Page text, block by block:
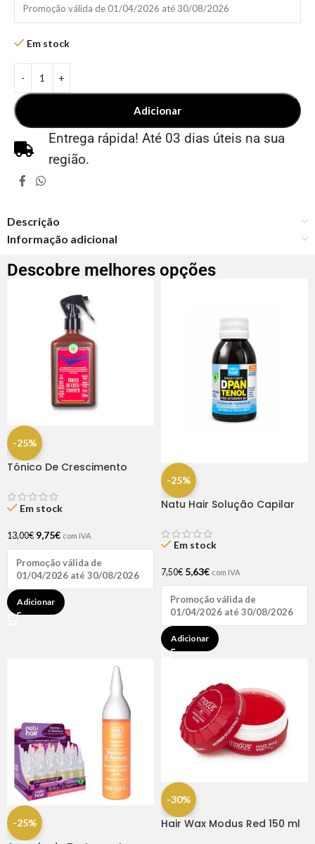
Promoção válida de 01/04/2026 até 30/08/2026
Em stock
Adicionar
Entrega rápida! Até 03 dias úteis na sua
região.
Descrição
Informação adicional
Descobre melhores opções
-25%
Tónico De Crescimento
Em stock
13,00€ 9,75€ com IVA
Promoção válida de
01/04/2026 até 30/08/2026
Adicionar
-25%
Natu Hair Solução Capilar
Em stock
7,50€ 5,63€ com IVA
Promoção válida de
01/04/2026 até 30/08/2026
Adicionar
-25%
-30%
Hair Wax Modus Red 150 ml